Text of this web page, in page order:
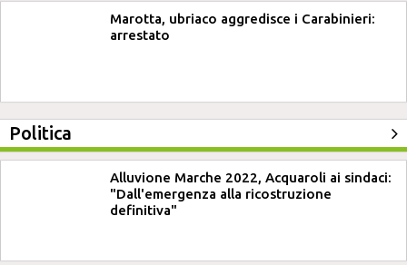
Marotta, ubriaco aggredisce i Carabinieri:
arrestato
Politica
Alluvione Marche 2022, Acquaroli ai sindaci:
"Dall'emergenza alla ricostruzione
definitiva"